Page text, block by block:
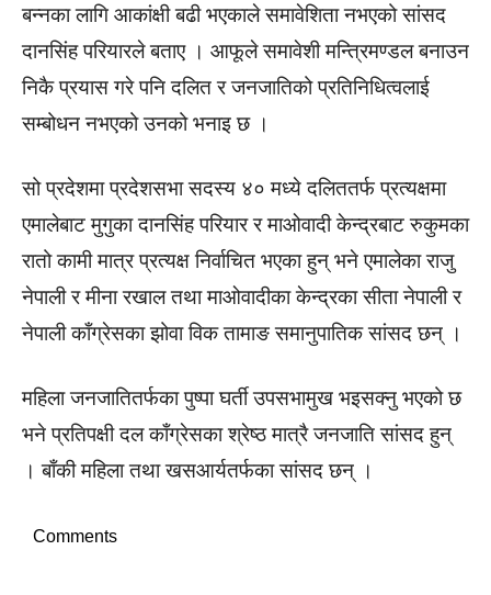
बन्नका लागि आकांक्षी बढी भएकाले समावेशिता नभएको सांसद
दानसिंह परियारले बताए । आफूले समावेशी मन्त्रिमण्डल बनाउन
निकै प्रयास गरे पनि दलित र जनजातिको प्रतिनिधित्वलाई
सम्बोधन नभएको उनको भनाइ छ ।
सो प्रदेशमा प्रदेशसभा सदस्य ४० मध्ये दलिततर्फ प्रत्यक्षमा
एमालेबाट मुगुका दानसिंह परियार र माओवादी केन्द्रबाट रुकुमका
रातो कामी मात्र प्रत्यक्ष निर्वाचित भएका हुन् भने एमालेका राजु
नेपाली र मीना रखाल तथा माओवादीका केन्द्रका सीता नेपाली र
नेपाली काँग्रेसका झोवा विक तामाङ समानुपातिक सांसद छन् ।
महिला जनजातितर्फका पुष्पा घर्ती उपसभामुख भइसक्नु भएको छ
भने प्रतिपक्षी दल काँग्रेसका श्रेष्ठ मात्रै जनजाति सांसद हुन्
। बाँकी महिला तथा खसआर्यतर्फका सांसद छन् ।
Comments